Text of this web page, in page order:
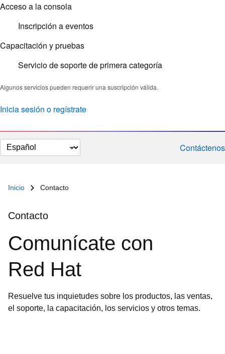
Acceso a la consola
Inscripción a eventos
Capacitación y pruebas
Servicio de soporte de primera categoría
Algunos servicios pueden requerir una suscripción válida.
Inicia sesión o regístrate
Cambiar
el
Contáctenos
Inicio Contacto
Contacto
Comunícate con
Red Hat
Resuelve tus inquietudes sobre los productos, las ventas,
el soporte, la capacitación, los servicios y otros temas.